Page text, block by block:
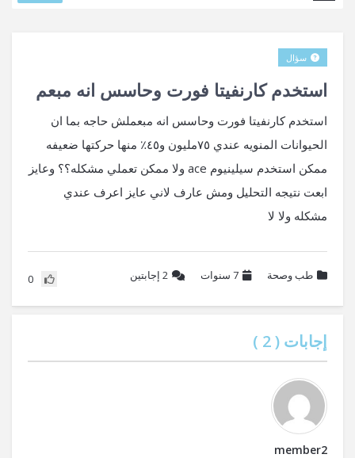
استخدم كارنفيتا فورت وحاسس انه مبعم
سؤال
استخدم كارنفيتا فورت وحاسس انه مبعملش حاجه بما ان
الحيوانات المنويه عندي ٧٥مليون و٤٥٪؜ منها حركتها ضعيفه
ممكن استخدم سيلينيوم ace ولا ممكن تعملي مشكله؟؟ وعايز
ابعت نتيجه التحليل ومش عارف لاني عايز اعرف عندي
مشكله ولا لا
طب وصحة 7 سنوات 2 إجابتين 0
إجابات (2
)
member2